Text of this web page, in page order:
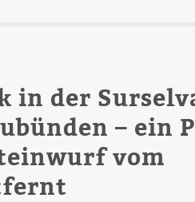
in der
– ein
vom